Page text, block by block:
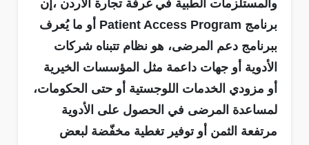
والمستلزمات الطبية في غرفة تجارة الاردن ،إن
برنامج Patient Access Program أو ما يُعرف
ببرنامج دعم المرضى، هو نظام تتبناه شركات
الأدوية أو جهات داعمة مثل المؤسسات الخيرية
أو مزودي الخدمات اللوجستية أو حتى الحكومات،
لمساعدة المرضى في الحصول على الأدوية
مرتفعة الثمن أو توفير تغطية مخفّضة لبعض